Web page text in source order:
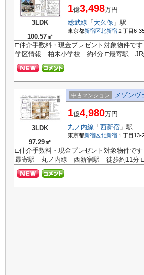
3LDK
100.57㎡
1億3,498万円
総武線 「 大久保 」駅
東京都新宿区北新宿 ２丁目6-35
□仲介手数料・現金プレゼント対象物件で
学区情報 柏木小学校 約4分 □最寄駅
3LDK
97.29㎡
中古マンション メゾンヴ
1億4,980万円
丸ノ内線 「 西新宿 」駅
東京都新宿区北新宿 １丁目13-
□仲介手数料・現金プレゼント対象物件で
最寄駅 丸ノ内線 西新宿駅 徒歩約11分 □